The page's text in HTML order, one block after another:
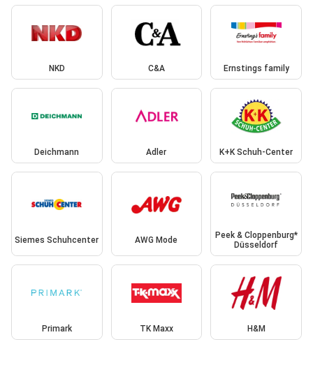
NKD C&A Ernstings family
Deichmann Adler K+K Schuh-Center
Siemes Schuhcenter AWG Mode
Peek & Cloppenburg*
Düsseldorf
Primark TK Maxx H&M